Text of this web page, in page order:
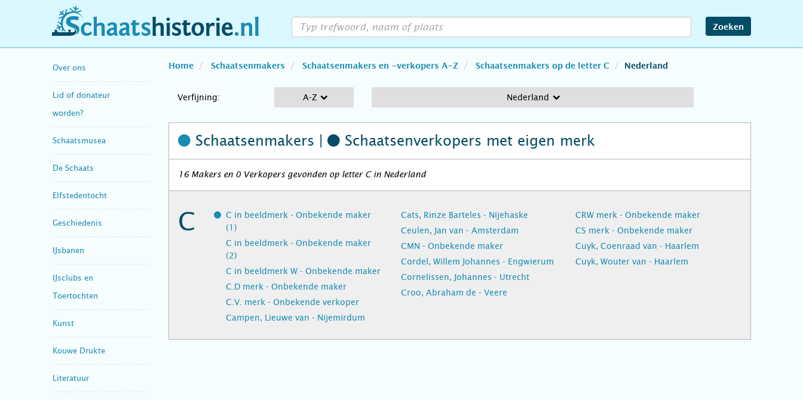
schaatshistorie.nl Zoeken
Over ons
Lid of donateur
worden?
Schaatsmusea
De Schaats
Elfstedentocht
Geschiedenis
IJsbanen
IJsclubs en
Toertochten
Kunst
Kouwe Drukte
Literatuur
Home Schaatsenmakers Schaatsenmakers en -verkopers A-Z Schaatsenmakers op de letter C Nederland
Verfijning: A-Z Nederland
Schaatsenmakers | Schaatsenverkopers met eigen merk
16 Makers en 0 Verkopers gevonden op letter C in Nederland
C
C in beeldmerk - Onbekende maker
(1)
C in beeldmerk - Onbekende maker
(2)
C in beeldmerk W - Onbekende maker
C.D merk - Onbekende maker
C.V. merk - Onbekende verkoper
Campen, Lieuwe van - Nijemirdum
Cats, Rinze Barteles - Nijehaske
Ceulen, Jan van - Amsterdam
CMN - Onbekende maker
Cordel, Willem Johannes - Engwierum
Cornelissen, Johannes - Utrecht
Croo, Abraham de - Veere
CRW merk - Onbekende maker
CS merk - Onbekende maker
Cuyk, Coenraad van - Haarlem
Cuyk, Wouter van - Haarlem